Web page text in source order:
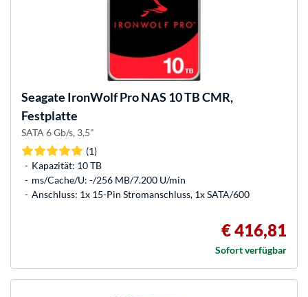
Seagate IronWolf Pro NAS 10 TB CMR,
Festplatte
SATA 6 Gb/s, 3,5"
(1)
Kapazität: 10 TB
ms/Cache/U: -/256 MB/7.200 U/min
Anschluss: 1x 15-Pin Stromanschluss, 1x SATA/600
€ 416,81
Sofort verfügbar